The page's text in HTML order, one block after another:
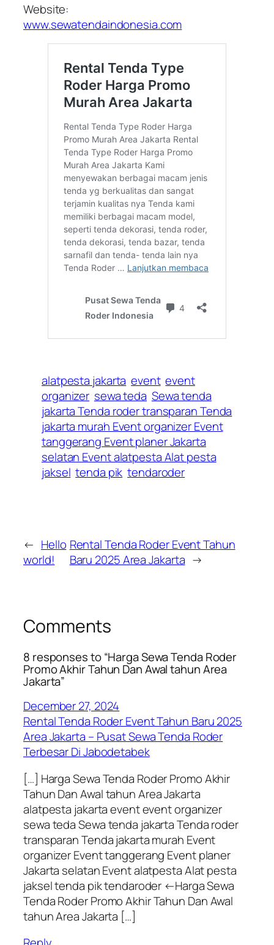
Website:
www.sewatendaindonesia.com
alatpesta jakarta event event
organizer sewa teda Sewa tenda
jakarta Tenda roder transparan Tenda
jakarta murah Event organizer Event
tanggerang Event planer Jakarta
selatan Event alatpesta Alat pesta
jaksel tenda pik tendaroder
← Hello
world!
Rental Tenda Roder Event Tahun
Baru 2025 Area Jakarta →
Comments
8 responses to “Harga Sewa Tenda Roder
Promo Akhir Tahun Dan Awal tahun Area
Jakarta”
December 27, 2024
Rental Tenda Roder Event Tahun Baru 2025
Area Jakarta – Pusat Sewa Tenda Roder
Terbesar Di Jabodetabek
[…] Harga Sewa Tenda Roder Promo Akhir
Tahun Dan Awal tahun Area Jakarta
alatpesta jakarta event event organizer
sewa teda Sewa tenda jakarta Tenda roder
transparan Tenda jakarta murah Event
organizer Event tanggerang Event planer
Jakarta selatan Event alatpesta Alat pesta
jaksel tenda pik tendaroder ←Harga Sewa
Tenda Roder Promo Akhir Tahun Dan Awal
tahun Area Jakarta […]